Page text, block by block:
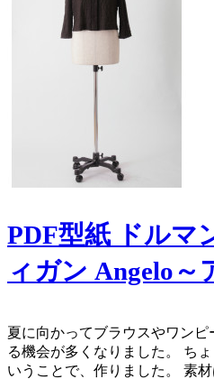
PDF型紙 ドルマ
ィガン Angelo
夏に向かってブラウスやワン
る機会が多くなりました。 ち
いうことで、作りました。 素